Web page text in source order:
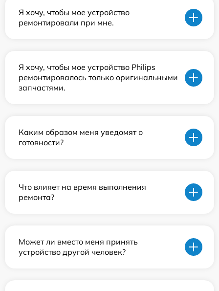
Я хочу, чтобы мое устройство
ремонтировали при мне.
Я хочу, чтобы мое устройство Philips
ремонтировалось только оригинальными
запчастями.
Каким образом меня уведомят о
готовности?
Что влияет на время выполнения
ремонта?
Может ли вместо меня принять
устройство другой человек?